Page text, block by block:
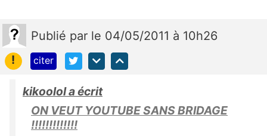
Publié par le 04/05/2011 à 10h26
!
citer
kikoolol a écrit
ON VEUT YOUTUBE SANS BRIDAGE
!!!!!!!!!!!!!